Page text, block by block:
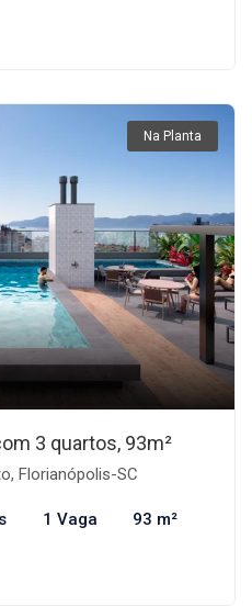
Na Planta
3 quartos, 93m²
Florianópolis-SC
1 Vaga 93 m²